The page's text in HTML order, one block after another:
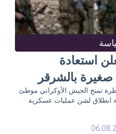
استعادة
بالشرقر
تمنح الجيش الأوكراني موطئ
انطلاق لشن عمليات عسكرية